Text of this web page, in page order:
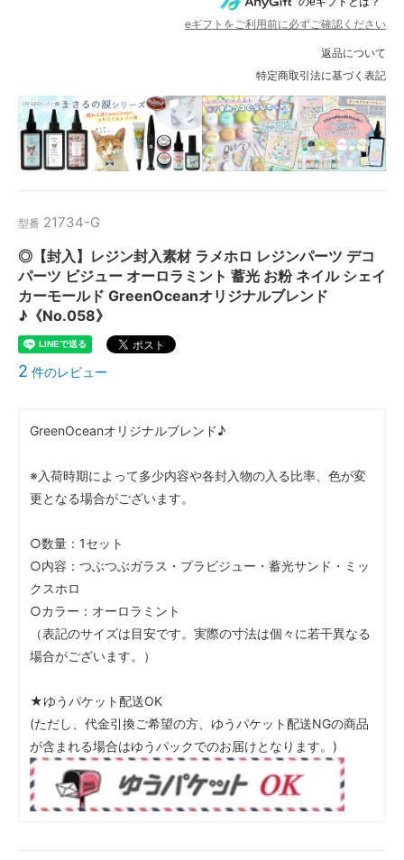
eギフトをご利用前に必ずご確認ください
返品について
特定商取引法に基づく表記
型番 21734-G
◎【封入】レジン封入素材 ラメホロ レジンパーツ デコ
パーツ ビジュー オーロラミント 蓄光 お粉 ネイル シェイ
カーモールド GreenOceanオリジナルブレンド
♪《No.058》
2 件のレビュー
GreenOceanオリジナルブレンド♪
※入荷時期によって多少内容や各封入物の入る比率、色が変
更となる場合がございます。
○数量：1セット
○内容：つぶつぶガラス・プラビジュー・蓄光サンド・ミッ
クスホロ
○カラー：オーロラミント
（表記のサイズは目安です。実際の寸法は個々に若干異なる
場合がございます。）
★ゆうパケット配送OK
(ただし、代金引換ご希望の方、ゆうパケット配送NGの商品
が含まれる場合はゆうパックでのお届けとなります。)